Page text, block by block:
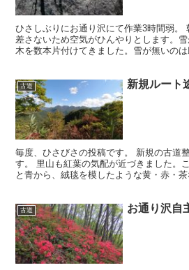
ひさしぶりにお通り沢にて作業3時間弱。
差さないため空気がひんやりとします。
木を数本片付けてきました。雪が無いのは
古道 新規ルート
毎度、ひさびさの投稿です。 新規の古道
す。 里山も紅葉の気配が近づきました。
と青から、絨毯を模したような黄・赤・
古道 お通り沢自